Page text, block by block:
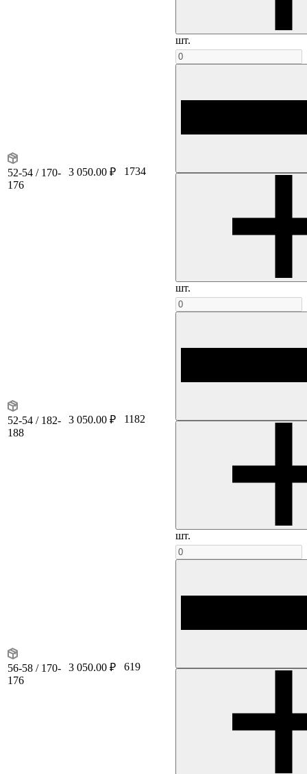
шт.
52-54 / 170-
176
3 050.00 ₽ 1734
шт.
52-54 / 182-
188
3 050.00 ₽ 1182
шт.
56-58 / 170-
176
3 050.00 ₽ 619